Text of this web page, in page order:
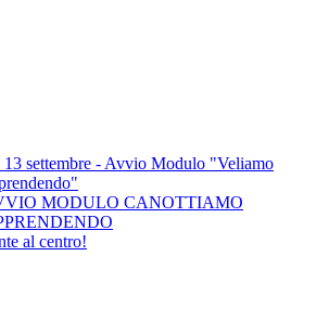
13 settembre - Avvio Modulo "Veliamo
MODULO CANOTTIAMO
al centro!